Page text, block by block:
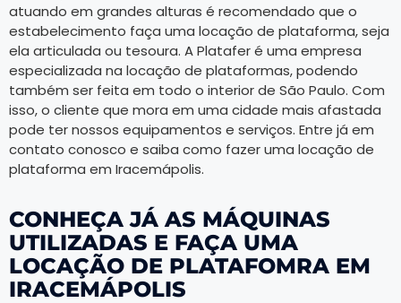
atuando em grandes alturas é recomendado que o
estabelecimento faça uma locação de plataforma, seja
ela articulada ou tesoura. A Platafer é uma empresa
especializada na locação de plataformas, podendo
também ser feita em todo o interior de São Paulo. Com
isso, o cliente que mora em uma cidade mais afastada
pode ter nossos equipamentos e serviços. Entre já em
contato conosco e saiba como fazer uma locação de
plataforma em Iracemápolis.
CONHEÇA JÁ AS MÁQUINAS
UTILIZADAS E FAÇA UMA
LOCAÇÃO DE PLATAFOMRA EM
IRACEMÁPOLIS